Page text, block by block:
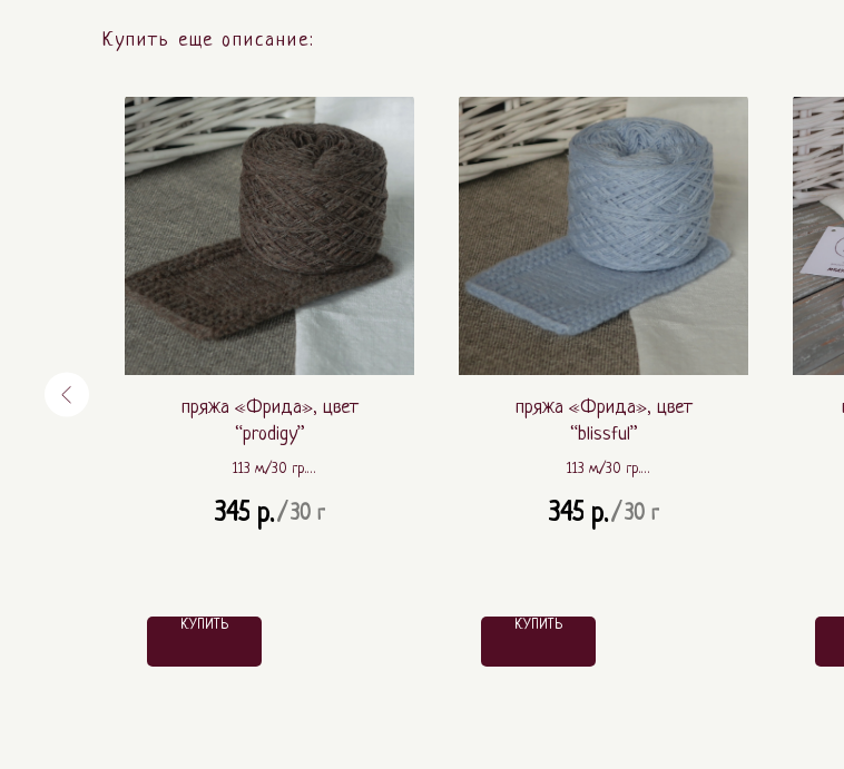
Купить еще описание:
пряжа «Фрида», цвет
“prodigy”
113 м./30 гр.
345 р./30 г
КУПИТЬ
пряжа «Фрида», цвет
“blissful”
113 м./30 гр.
345 р./30 г
КУПИТЬ